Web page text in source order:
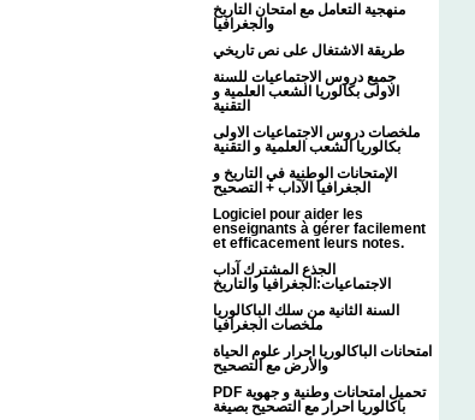
منهجية التعامل مع امتحان التاريخ
والجغرافيا
طريقة الاشتغال على نص تاريخي
جميع دروس الاجتماعيات للسنة
الاولى بكالوريا الشعب العلمية و
التقنية
ملخصات دروس الاجتماعيات الاولى
بكالوريا الشعب العلمية و التقنية
الإمتحانات الوطنية في التاريخ و
الجغرافيا الآداب + التصحيح
Logiciel pour aider les
enseignants à gérer facilement
et efficacement leurs notes.
الجذع المشترك آداب
الاجتماعيات:الجغرافيا والتاريخ
السنة الثانية من سلك الباكالوريا
ملخصات الجغرافيا
امتحانات الباكالوريا احرار علوم الحياة
والأرض مع التصحيح
PDF تحميل امتحانات وطنية و جهوية
باكالوريا احرار مع التصحيح بصيغة